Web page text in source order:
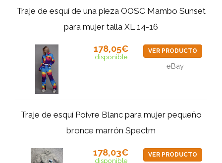
Traje de esquí de una pieza OOSC Mambo Sunset
para mujer talla XL 14-16
178,05€
disponible
VER PRODUCTO
eBay
Traje de esquí Poivre Blanc para mujer pequeño
bronce marrón Spectm
178,03€
disponible
VER PRODUCTO